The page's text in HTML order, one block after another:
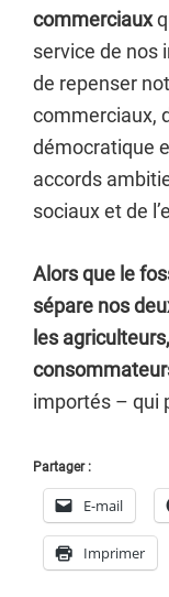
commerciaux
service de nos
de repenser
commerciaux,
démocratique
accords
sociaux et de
Alors que le
sépare nos
les
importés – qui
Partager :
E-mail
Imprimer